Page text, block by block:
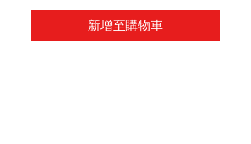
新增至購物車